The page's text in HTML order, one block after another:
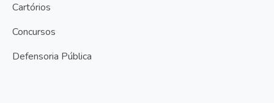
Cartórios
Concursos
Defensoria Pública